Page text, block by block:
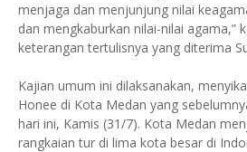
menjaga dan menjunjung nilai
dan mengkaburkan nilai-nilai agama,”
keterangan tertulisnya yang diterima
Kajian umum ini dilaksanakan,
Honee di Kota Medan yang
hari ini, Kamis (31/7). Kota Medan
rangkaian tur di lima kota besar di